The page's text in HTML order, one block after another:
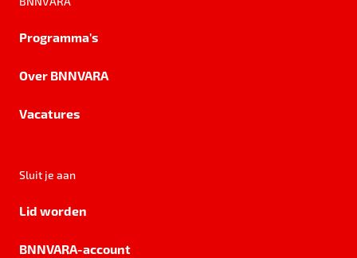
Programma's
Over BNNVARA
Vacatures
Sluit je aan
Lid worden
BNNVARA-account